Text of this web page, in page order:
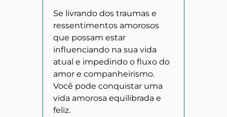
Se livrando dos traumas e
ressentimentos amorosos
que possam estar
influenciando na sua vida
atual e impedindo o fluxo do
amor e companheirismo.
Você pode conquistar uma
vida amorosa equilibrada e
feliz.